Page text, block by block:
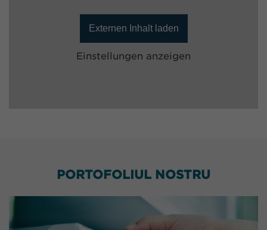
Externen Inhalt laden
Einstellungen anzeigen
PORTOFOLIUL NOSTRU